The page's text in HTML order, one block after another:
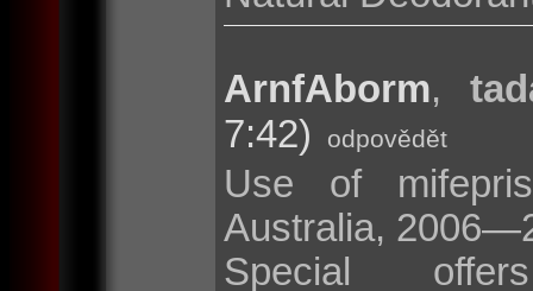
ArnfAborm,
7:42)
odpovědět
Use of
Australia,
Special